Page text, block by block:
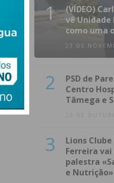
1
(VÍDEO)
vê Unidade
como uma
23 DE
2
PSD de
Centro
Tâmega e
23 DE
3
Lions Clube
Ferreira
palestra
e Nutrição»